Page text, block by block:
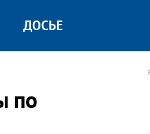
ДОСЬЕ
по